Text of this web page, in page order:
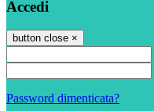
Accedi
button close ×
Password dimenticata?